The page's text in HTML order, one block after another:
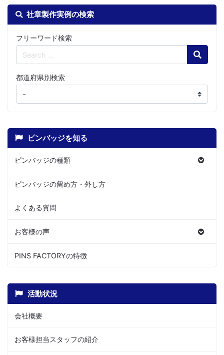
社章製作実例の検索
フリーワード検索
Search
都道府県別検索
ピンバッジを知る
ピンバッジの種類
ピンバッジの留め方・外し方
よくある質問
お客様の声
PINS FACTORYの特徴
活動状況
会社概要
お客様担当スタッフの紹介